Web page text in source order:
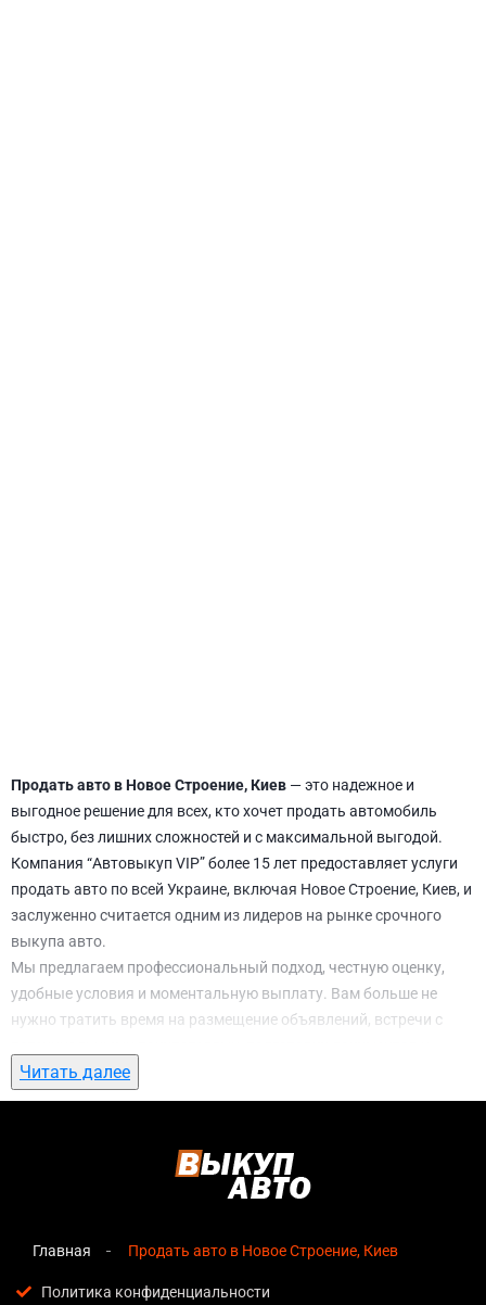
Продать авто в Новое Строение, Киев — это надежное и
выгодное решение для всех, кто хочет продать автомобиль
быстро, без лишних сложностей и с максимальной выгодой.
Компания “Автовыкуп VIP” более 15 лет предоставляет услуги
продать авто по всей Украине, включая Новое Строение, Киев, и
заслуженно считается одним из лидеров на рынке срочного
выкупа авто.
Мы предлагаем профессиональный подход, честную оценку,
удобные условия и моментальную выплату. Вам больше не
нужно тратить время на размещение объявлений, встречи с
ожидание. С нами вы можете
Киеввсего за 1 день.
авто в Новое Строение, Киев
озвучивается сразу после обращения, без скрытых
Прозрачные условия— все этапы сделки полностью
Читать далее
Главная Продать авто в Новое Строение, Киев
Политика конфиденциальности